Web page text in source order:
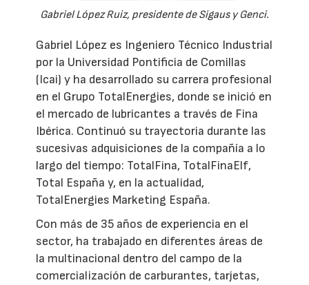
Gabriel López Ruiz, presidente de Sigaus y Genci.
Gabriel López es Ingeniero Técnico Industrial
por la Universidad Pontificia de Comillas
(Icai) y ha desarrollado su carrera profesional
en el Grupo TotalEnergies, donde se inició en
el mercado de lubricantes a través de Fina
Ibérica. Continuó su trayectoria durante las
sucesivas adquisiciones de la compañía a lo
largo del tiempo: TotalFina, TotalFinaElf,
Total España y, en la actualidad,
TotalEnergies Marketing España.
Con más de 35 años de experiencia en el
sector, ha trabajado en diferentes áreas de
la multinacional dentro del campo de la
comercialización de carburantes, tarjetas,